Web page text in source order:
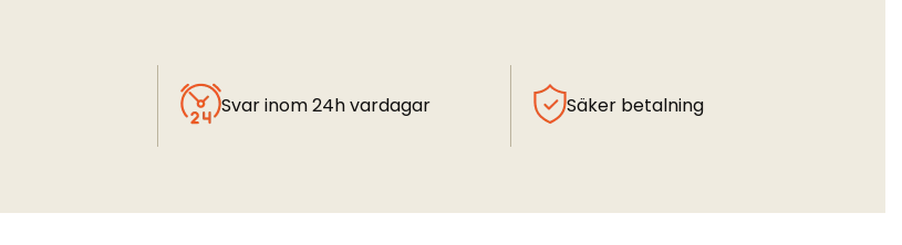
Svar inom 24h vardagar Säker betalning